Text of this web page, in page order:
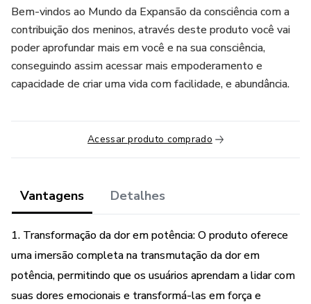
Bem-vindos ao Mundo da Expansão da consciência com a
contribuição dos meninos, através deste produto você vai
poder aprofundar mais em você e na sua consciência,
conseguindo assim acessar mais empoderamento e
capacidade de criar uma vida com facilidade, e abundância.
Acessar produto comprado
Vantagens Detalhes
1. Transformação da dor em potência: O produto oferece
uma imersão completa na transmutação da dor em
potência, permitindo que os usuários aprendam a lidar com
suas dores emocionais e transformá-las em força e